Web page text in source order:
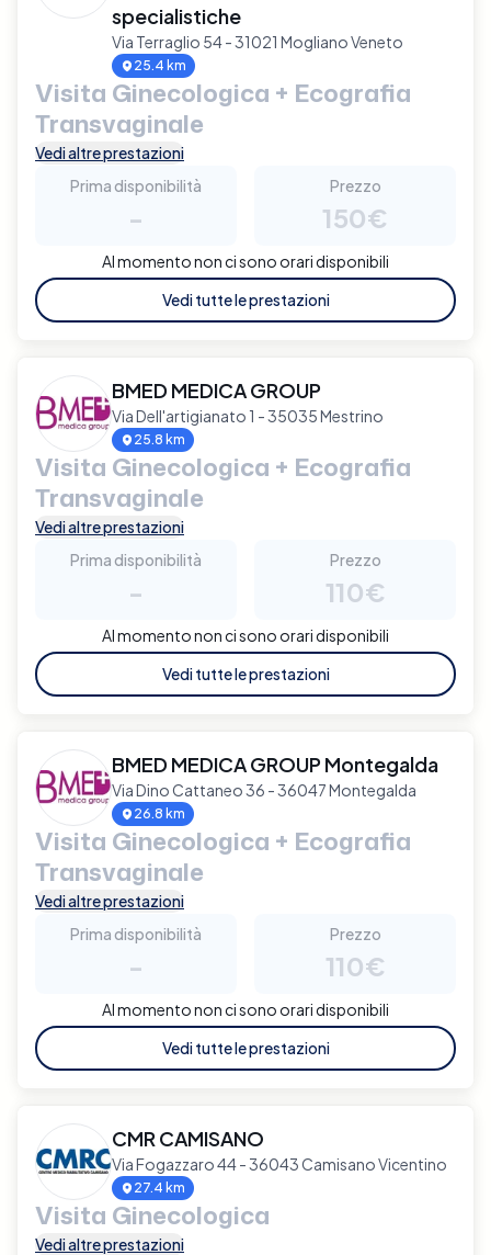
specialistiche
Via Terraglio 54 - 31021 Mogliano Veneto
25.4 km
Visita Ginecologica + Ecografia
Transvaginale
Vedi altre prestazioni
Prima disponibilità
-
Prezzo
150€
Al momento non ci sono orari disponibili
Vedi tutte le prestazioni
BMED MEDICA GROUP
Via Dell'artigianato 1 - 35035 Mestrino
25.8 km
Visita Ginecologica + Ecografia
Transvaginale
Vedi altre prestazioni
Prima disponibilità
-
Prezzo
110€
Al momento non ci sono orari disponibili
Vedi tutte le prestazioni
BMED MEDICA GROUP Montegalda
Via Dino Cattaneo 36 - 36047 Montegalda
26.8 km
Visita Ginecologica + Ecografia
Transvaginale
Vedi altre prestazioni
Prima disponibilità
-
Prezzo
110€
Al momento non ci sono orari disponibili
Vedi tutte le prestazioni
CMR CAMISANO
Via Fogazzaro 44 - 36043 Camisano Vicentino
27.4 km
Visita Ginecologica
Vedi altre prestazioni